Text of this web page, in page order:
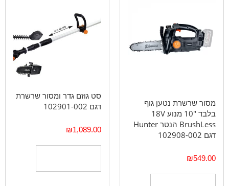
מסור שרשרת נטען גוף
בלבד "10 מנוע 18V
BrushLess הנטר Hunter
דגם 102908-002
₪549.00
סט גוזם גדר ומסור שרשרת
דגם 102901-002
₪1,089.00